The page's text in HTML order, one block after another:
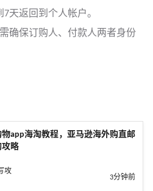
天返回到个人帐户。
确保订购人、付款人两者身份
app海淘教程，亚马逊海外购直邮
攻略
攻
3分钟前